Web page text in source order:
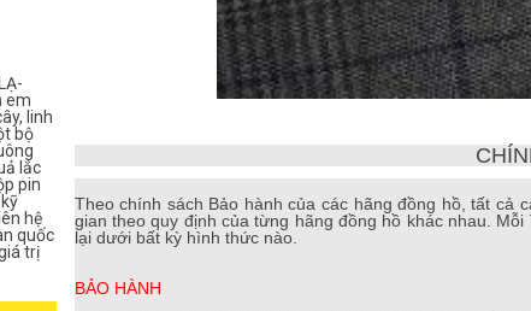
Theo chính sách Bảo hành của các hãng đồng hồ, tất cả
gian theo quy định của từng hãng đồng hồ khác nhau.
lại dưới bất kỳ hình thức nào.
BẢO HÀNH
em
linh
bộ
lắc
pin
hệ
quốc
trị